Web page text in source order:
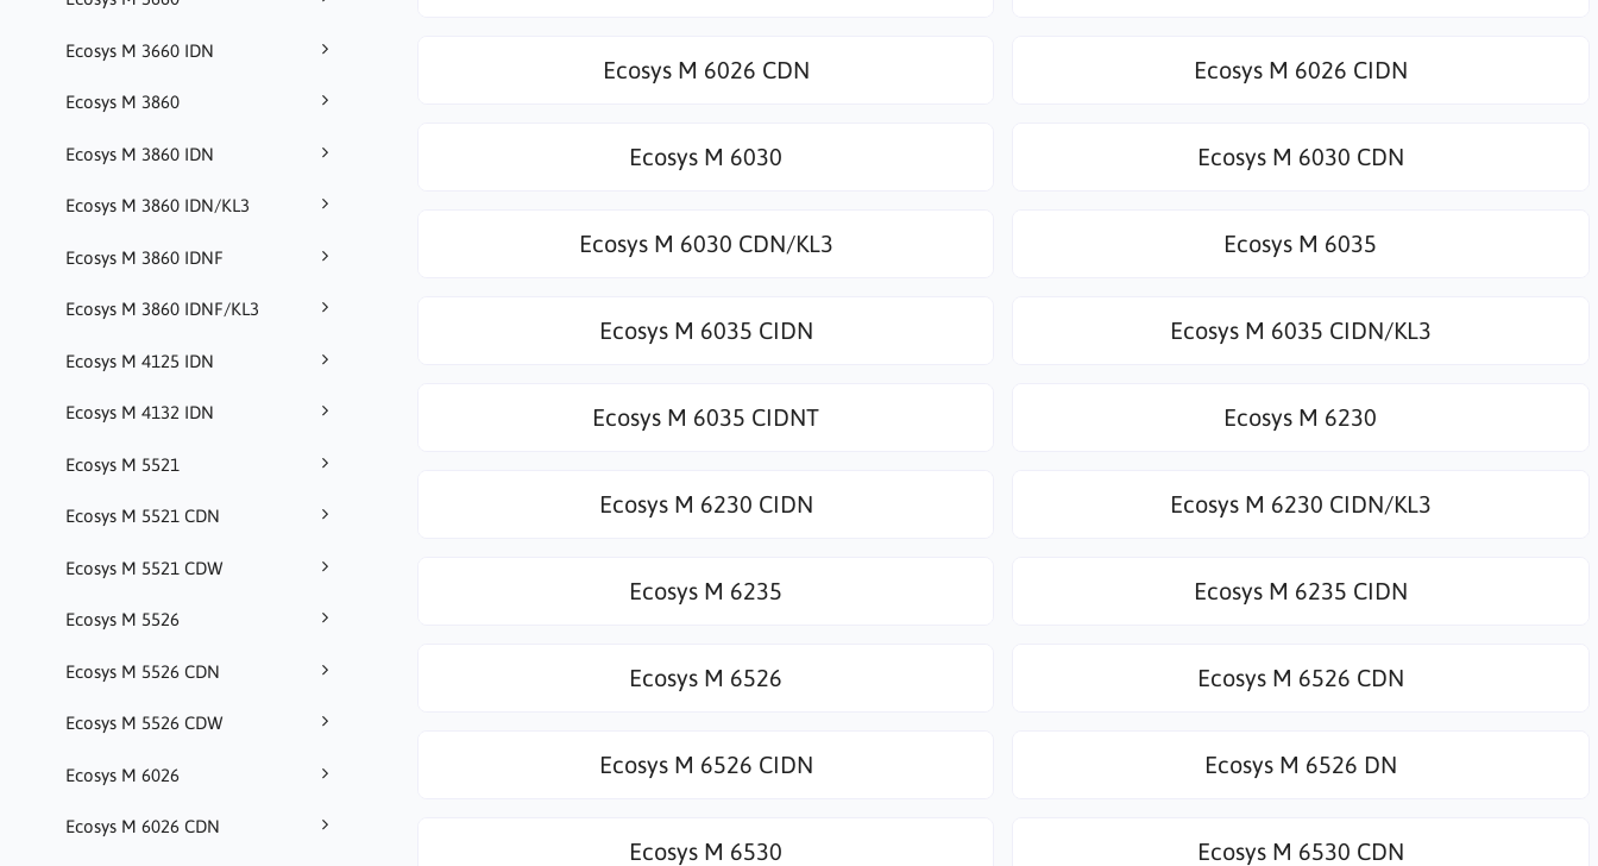
Ecosys M 3660 IDN
Ecosys M 3860
Ecosys M 3860 IDN
Ecosys M 3860 IDN/KL3
Ecosys M 3860 IDNF
Ecosys M 3860 IDNF/KL3
Ecosys M 4125 IDN
Ecosys M 4132 IDN
Ecosys M 5521
Ecosys M 5521 CDN
Ecosys M 5521 CDW
Ecosys M 5526
Ecosys M 5526 CDN
Ecosys M 5526 CDW
Ecosys M 6026
Ecosys M 6026 CDN
Ecosys M 6026 CDN Ecosys M 6026 CIDN
Ecosys M 6030 Ecosys M 6030 CDN
Ecosys M 6030 CDN/KL3 Ecosys M 6035
Ecosys M 6035 CIDN Ecosys M 6035 CIDN/KL3
Ecosys M 6035 CIDNT Ecosys M 6230
Ecosys M 6230 CIDN Ecosys M 6230 CIDN/KL3
Ecosys M 6235 Ecosys M 6235 CIDN
Ecosys M 6526 Ecosys M 6526 CDN
Ecosys M 6526 CIDN Ecosys M 6526 DN
Ecosys M 6530 Ecosys M 6530 CDN